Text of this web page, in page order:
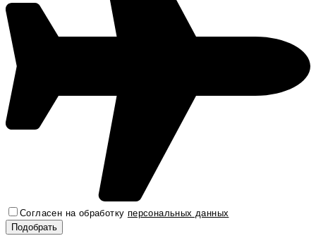
Согласен на обработку персональных данных